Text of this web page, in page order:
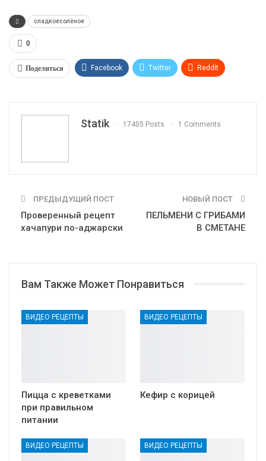
сладкоесолёное
0
Поделиться Facebook Twitter ReddIt
Statik 17405 Posts 1 Comments
ПРЕДЫДУЩИЙ ПОСТ
Проверенный рецепт
хачапури по-аджарски
НОВЫЙ ПОСТ
ПЕЛЬМЕНИ С ГРИБАМИ
В СМЕТАНЕ
Вам Также Может Понравиться
ВИДЕО РЕЦЕПТЫ
Пицца с креветками
при правильном
питании
ВИДЕО РЕЦЕПТЫ
Кефир с корицей
ВИДЕО РЕЦЕПТЫ ВИДЕО РЕЦЕПТЫ